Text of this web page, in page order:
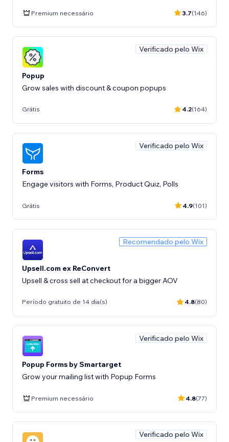
Premium necessário 3.7(146)
Verificado pelo Wix
Popup
Grow sales with discount & coupon popups
Grátis 4.2(164)
Verificado pelo Wix
Forms
Engage visitors with Forms, Product Quiz, Polls
Grátis 4.9(101)
Recomendado pelo Wix
Upsell.com ex ReConvert
Upsell & cross sell at checkout for a bigger AOV
Período gratuito de 14 dia(s) 4.8(80)
Verificado pelo Wix
Popup Forms by Smartarget
Grow your mailing list with Popup Forms
Premium necessário 4.8(77)
Verificado pelo Wix